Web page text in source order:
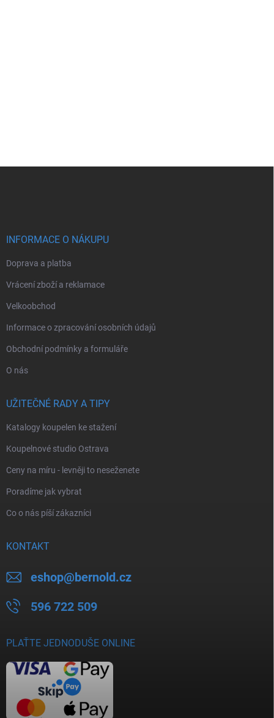
INFORMACE O NÁKUPU
Doprava a platba
Vrácení zboží a reklamace
Velkoobchod
Informace o zpracování osobních údajů
Obchodní podmínky a formuláře
O nás
UŽITEČNÉ RADY A TIPY
Katalogy koupelen ke stažení
Koupelnové studio Ostrava
Ceny na míru - levněji to neseženete
Poradíme jak vybrat
Co o nás píší zákazníci
KONTAKT
eshop@bernold.cz
596 722 509
PLAŤTE JEDNODUŠE ONLINE